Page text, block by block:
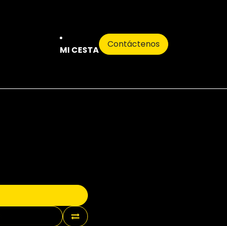
MI CESTA
Contáctenos